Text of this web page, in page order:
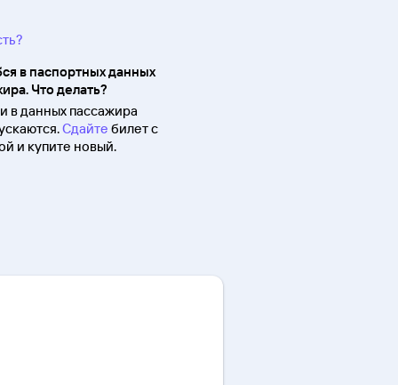
в паспортных данных
Что делать?
в данных пассажира
Сдайте билет с
и купите новый.